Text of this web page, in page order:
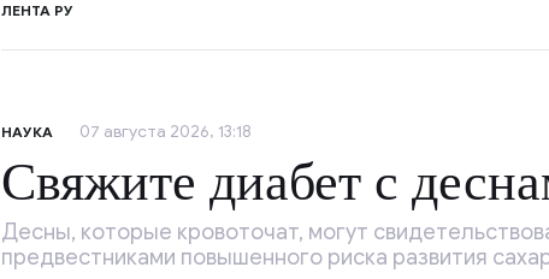
ЛЕНТА РУ
НАУКА 07 августа 2026, 13:18
Свяжите диабет с
Десны, которые кровоточат, могут
предвестниками повышенного риска развития